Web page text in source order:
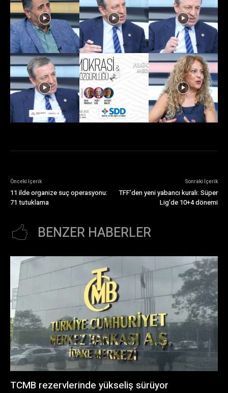
Önceki İçerik
11 ilde organize suç operasyonu:
71 tutuklama
Sonraki İçerik
TFF’den yeni yabancı kuralı: Süper
Lig’de 10+4 dönemi
BENZER HABERLER
TCMB rezervlerinde yükseliş sürüyor